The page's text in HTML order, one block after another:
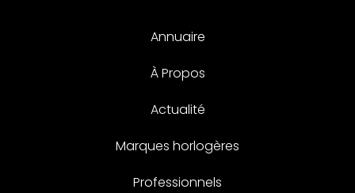
Annuaire
À Propos
Actualité
Marques horlogères
Professionnels